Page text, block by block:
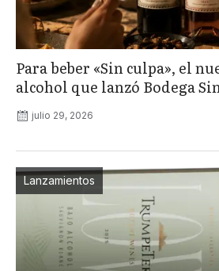
Para beber «Sin culpa», el
alcohol que lanzó Bodega
julio 29, 2026
Lanzamientos